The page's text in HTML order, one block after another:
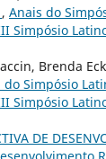
, Anais do
Simpósio
Brenda
do Simpósio
Simpósio
DE